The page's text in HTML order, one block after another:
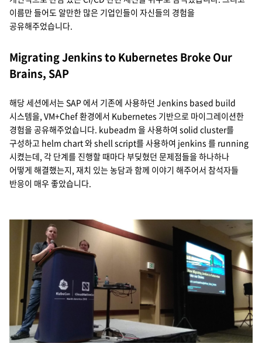
이름만 들어도 알만한 많은 기업인들이 자신들의 경험을
공유해주었습니다.
Migrating Jenkins to Kubernetes Broke Our
Brains, SAP
해당 세션에서는 SAP 에서 기존에 사용하던 Jenkins based build
시스템을, VM+Chef 환경에서 Kubernetes 기반으로 마이그레이션한
경험을 공유해주었습니다. kubeadm 을 사용하여 solid cluster를
구성하고 helm chart 와 shell script를 사용하여 jenkins 를 running
시켰는데, 각 단계를 진행할 때마다 부딪혔던 문제점들을 하나하나
어떻게 해결했는지, 재치 있는 농담과 함께 이야기 해주어서 참석자들
반응이 매우 좋았습니다.